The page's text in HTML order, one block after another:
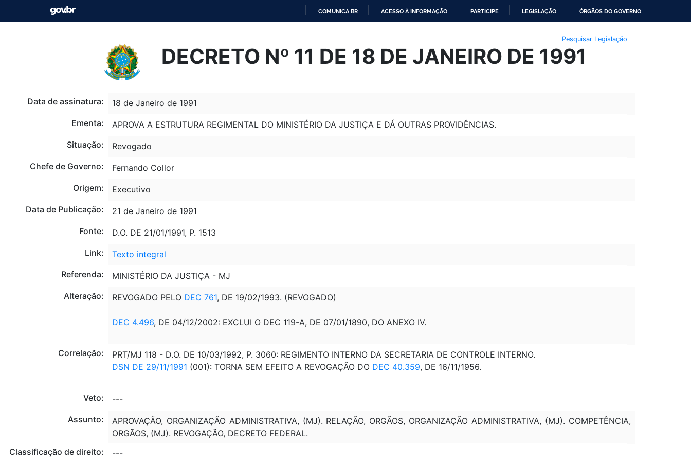
O
CONTEÚDO
COMUNICA BR ACESSO À INFORMAÇÃO PARTICIPE LEGISLAÇÃO ÓRGÃOS DO GOVERNO
Pesquisar Legislação
DECRETO Nº 11 DE 18 DE JANEIRO DE 1991
Data de assinatura:
18 de Janeiro de 1991
Ementa:
APROVA A ESTRUTURA REGIMENTAL DO MINISTÉRIO DA JUSTIÇA E DÁ OUTRAS PROVIDÊNCIAS.
Situação:
Revogado
Chefe de Governo:
Fernando Collor
Origem:
Executivo
Data de Publicação:
21 de Janeiro de 1991
Fonte:
D.O. DE 21/01/1991, P. 1513
Link:
Texto integral
Referenda:
MINISTÉRIO DA JUSTIÇA - MJ
Alteração:
REVOGADO PELO DEC 761, DE 19/02/1993. (REVOGADO)
DEC 4.496, DE 04/12/2002: EXCLUI O DEC 119-A, DE 07/01/1890, DO ANEXO IV.
Correlação:
PRT/MJ 118 - D.O. DE 10/03/1992, P. 3060: REGIMENTO INTERNO DA SECRETARIA DE CONTROLE INTERNO.
DSN DE 29/11/1991 (001): TORNA SEM EFEITO A REVOGAÇÃO DO DEC 40.359, DE 16/11/1956.
Veto:
---
Assunto:
APROVAÇÃO, ORGANIZAÇÃO ADMINISTRATIVA, (MJ). RELAÇÃO, ORGÃOS, ORGANIZAÇÃO ADMINISTRATIVA, (MJ). COMPETÊNCIA,
ORGÃOS, (MJ). REVOGAÇÃO, DECRETO FEDERAL.
Classificação de direito:
---